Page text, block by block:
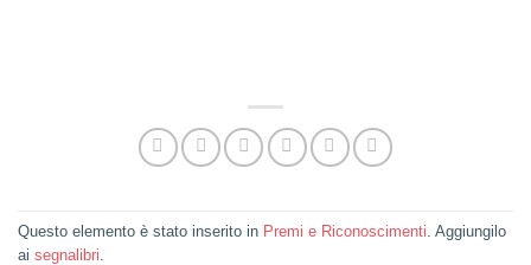
Questo elemento è stato inserito in Premi e Riconoscimenti . Aggiungilo
ai segnalibri